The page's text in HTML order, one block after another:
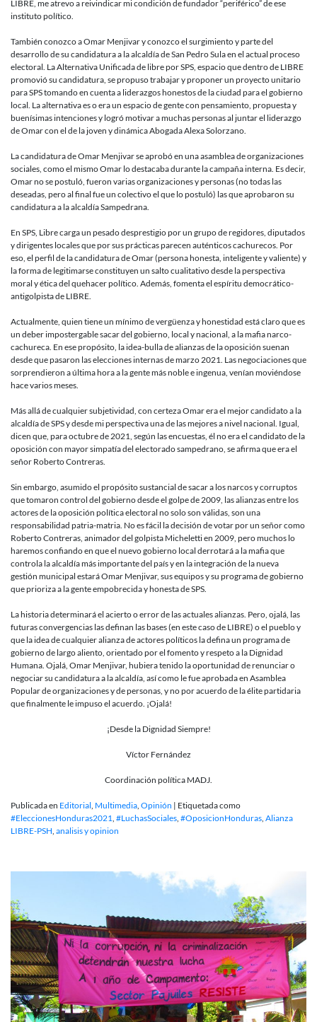
Libre
en
SPS:
Un
voto
de
esperanza.
LIBRE, me atrevo a reivindicar mi condición de fundador “periférico” de ese
instituto político.
También conozco a Omar Menjivar y conozco el surgimiento y parte del
desarrollo de su candidatura a la alcaldía de San Pedro Sula en el actual proceso
electoral. La Alternativa Unificada de libre por SPS, espacio que dentro de LIBRE
promovió su candidatura, se propuso trabajar y proponer un proyecto unitario
para SPS tomando en cuenta a liderazgos honestos de la ciudad para el gobierno
local. La alternativa es o era un espacio de gente con pensamiento, propuesta y
buenísimas intenciones y logró motivar a muchas personas al juntar el liderazgo
de Omar con el de la joven y dinámica Abogada Alexa Solorzano.
La candidatura de Omar Menjivar se aprobó en una asamblea de organizaciones
sociales, como el mismo Omar lo destacaba durante la campaña interna. Es decir,
Omar no se postuló, fueron varias organizaciones y personas (no todas las
deseadas, pero al final fue un colectivo el que lo postuló) las que aprobaron su
candidatura a la alcaldía Sampedrana.
En SPS, Libre carga un pesado desprestigio por un grupo de regidores, diputados
y dirigentes locales que por sus prácticas parecen auténticos cachurecos. Por
eso, el perfil de la candidatura de Omar (persona honesta, inteligente y valiente) y
la forma de legitimarse constituyen un salto cualitativo desde la perspectiva
moral y ética del quehacer político. Además, fomenta el espíritu democrático-
antigolpista de LIBRE.
Actualmente, quien tiene un mínimo de vergüenza y honestidad está claro que es
un deber impostergable sacar del gobierno, local y nacional, a la mafia narco-
cachureca. En ese propósito, la idea-bulla de alianzas de la oposición suenan
desde que pasaron las elecciones internas de marzo 2021. Las negociaciones que
sorprendieron a última hora a la gente más noble e ingenua, venían moviéndose
hace varios meses.
Más allá de cualquier subjetividad, con certeza Omar era el mejor candidato a la
alcaldía de SPS y desde mi perspectiva una de las mejores a nivel nacional. Igual,
dicen que, para octubre de 2021, según las encuestas, él no era el candidato de la
oposición con mayor simpatía del electorado sampedrano, se afirma que era el
señor Roberto Contreras.
Sin embargo, asumido el propósito sustancial de sacar a los narcos y corruptos
que tomaron control del gobierno desde el golpe de 2009, las alianzas entre los
actores de la oposición política electoral no solo son válidas, son una
responsabilidad patria-matria. No es fácil la decisión de votar por un señor como
Roberto Contreras, animador del golpista Micheletti en 2009, pero muchos lo
haremos confiando en que el nuevo gobierno local derrotará a la mafia que
controla la alcaldía más importante del país y en la integración de la nueva
gestión municipal estará Omar Menjivar, sus equipos y su programa de gobierno
que prioriza a la gente empobrecida y honesta de SPS.
La historia determinará el acierto o error de las actuales alianzas. Pero, ojalá, las
futuras convergencias las definan las bases (en este caso de LIBRE) o el pueblo y
que la idea de cualquier alianza de actores políticos la defina un programa de
gobierno de largo aliento, orientado por el fomento y respeto a la Dignidad
Humana. Ojalá, Omar Menjivar, hubiera tenido la oportunidad de renunciar o
negociar su candidatura a la alcaldía, así como le fue aprobada en Asamblea
Popular de organizaciones y de personas, y no por acuerdo de la élite partidaria
que finalmente le impuso el acuerdo. ¡Ojalá!
¡Desde la Dignidad Siempre!
Víctor Fernández
Coordinación política MADJ.
Publicada en Editorial Multimedia Opinión | Etiquetada como
#EleccionesHonduras2021 #LuchasSociales #OposicionHonduras Alianza
LIBRE-PSH analisis y opinion